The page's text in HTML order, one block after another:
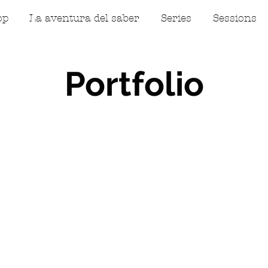
La aventura del saber Series Sessions
Portfolio